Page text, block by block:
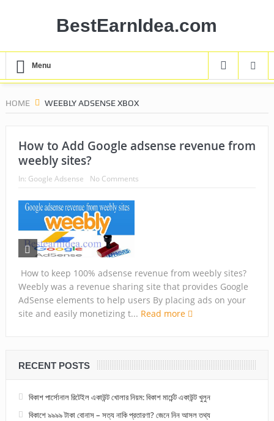
BestEarnIdea.com
Menu
HOME WEEBLY ADSENSE XBOX
How to Add Google adsense revenue from
weebly sites?
In: Google Adsense No Comments
How to keep 100% adsense revenue from weebly sites?
Weebly was a revenue sharing site that provides Google
AdSense elements to help users By placing ads on your
site and easily monetizing t... Read more
RECENT POSTS
বিকাশ পার্সোনাল রিটেইল একাউন্ট খোলার নিয়ম: বিকাশ মার্চেন্ট একাউন্ট খুলুন
বিকাশে ৯৯৯৯ টাকা বোনাস – সত্য নাকি প্রতারণা? জেনে নিন আসল তথ্য